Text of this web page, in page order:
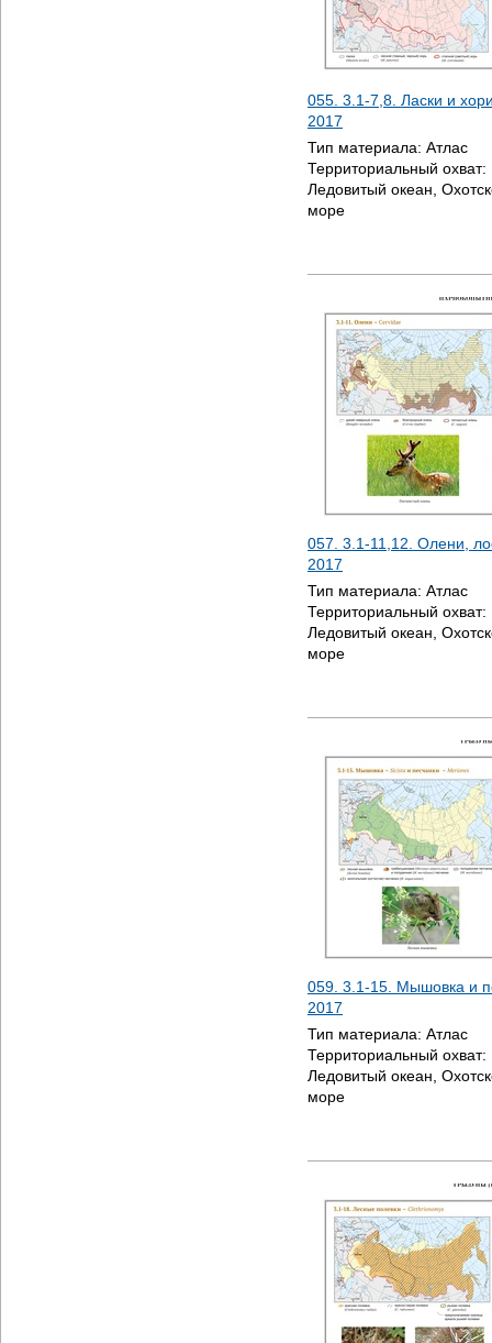
055. 3.1-7,8. Ласки и
2017
Тип материала: Атлас
Территориальный охват:
Ледовитый океан,
море
057. 3.1-11,12. Олени,
2017
Тип материала: Атлас
Территориальный охват:
Ледовитый океан,
море
059. 3.1-15. Мышовка и
2017
Тип материала: Атлас
Территориальный охват:
Ледовитый океан,
море